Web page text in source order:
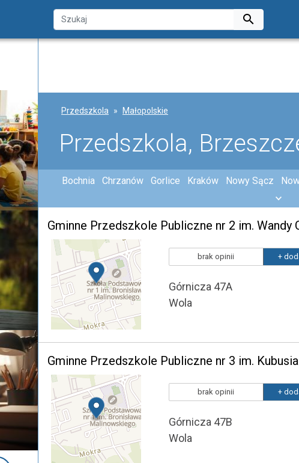

Przedszkola Małopolskie
Przedszkola,
Bochnia Chrzanów Gorlice Kraków Nowy Sącz
Gminne Przedszkole Publiczne nr 2 im. Wandy
brak opinii +
Górnicza 47A
Wola
Gminne Przedszkole Publiczne nr 3 im.
brak opinii +
Górnicza 47B
Wola